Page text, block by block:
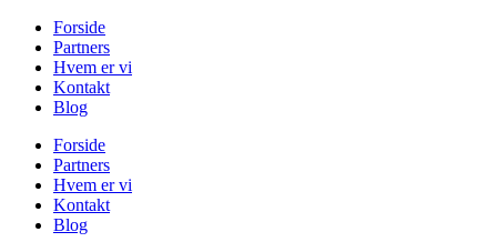
Videre
indhold
Forside
Partners
Hvem er vi
Kontakt
Blog
Forside
Partners
Hvem er vi
Kontakt
Blog